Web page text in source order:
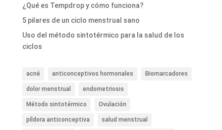
¿Qué es Tempdrop y cómo funciona?
5 pilares de un ciclo menstrual sano
Uso del método sintotérmico para la salud de los
ciclos
acné anticonceptivos hormonales Biomarcadores
dolor menstrual endometriosis
Método sintotérmico Ovulación
píldora anticonceptiva salud menstrual